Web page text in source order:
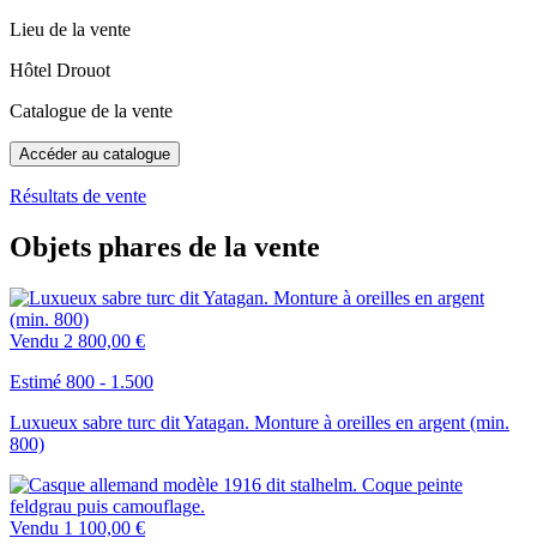
Lieu de la vente
Hôtel Drouot
Catalogue de la vente
Accéder au catalogue
Résultats de vente
Objets phares de la vente
Vendu 2 800,00 €
Estimé 800 - 1.500
Luxueux sabre turc dit Yatagan. Monture à oreilles en argent (min.
800)
Vendu 1 100,00 €